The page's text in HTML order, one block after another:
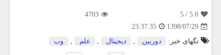
5.0
/ 5
4703
1398/07/29
23:37:35
تگهای خبر:
دوربین , دیجیتال , علم , وب